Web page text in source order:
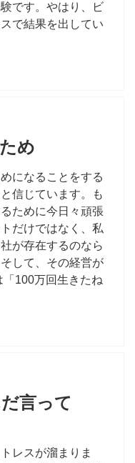
です。やはり、ビ
で結果を出してい
め
になることをする
信じています。も
ために今日々頑張
だけではなく、私
が存在するのなら
して、その経営が
100万回生きたね
言って
レスが溜まりま